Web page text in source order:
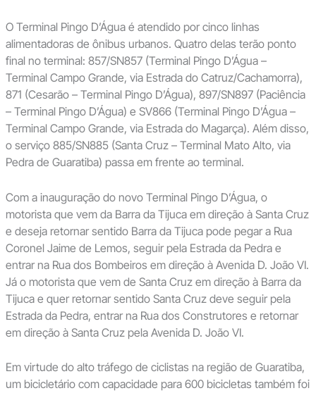
O Terminal Pingo D’Água é atendido por cinco linhas
alimentadoras de ônibus urbanos. Quatro delas terão ponto
final no terminal: 857/SN857 (Terminal Pingo D’Água –
Terminal Campo Grande, via Estrada do Catruz/Cachamorra),
871 (Cesarão – Terminal Pingo D’Água), 897/SN897 (Paciência
– Terminal Pingo D’Água) e SV866 (Terminal Pingo D’Água –
Terminal Campo Grande, via Estrada do Magarça). Além disso,
o serviço 885/SN885 (Santa Cruz – Terminal Mato Alto, via
Pedra de Guaratiba) passa em frente ao terminal.
Com a inauguração do novo Terminal Pingo D’Água, o
motorista que vem da Barra da Tijuca em direção à Santa Cruz
e deseja retornar sentido Barra da Tijuca pode pegar a Rua
Coronel Jaime de Lemos, seguir pela Estrada da Pedra e
entrar na Rua dos Bombeiros em direção à Avenida D. João VI.
Já o motorista que vem de Santa Cruz em direção à Barra da
Tijuca e quer retornar sentido Santa Cruz deve seguir pela
Estrada da Pedra, entrar na Rua dos Construtores e retornar
em direção à Santa Cruz pela Avenida D. João VI.
Em virtude do alto tráfego de ciclistas na região de Guaratiba,
um bicicletário com capacidade para 600 bicicletas também foi